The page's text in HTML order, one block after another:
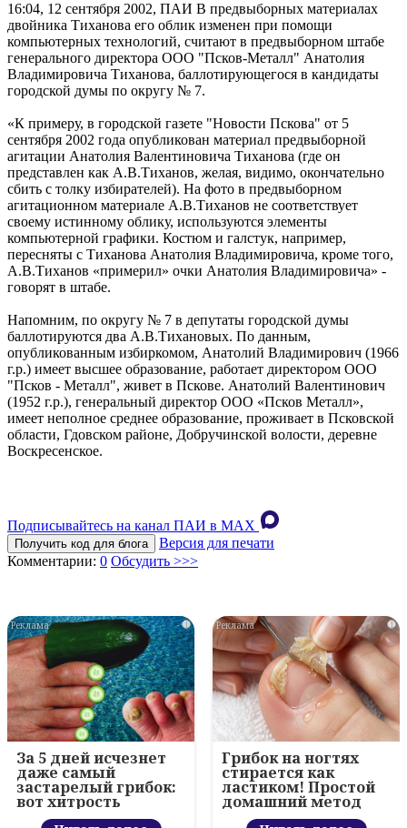
16:04, 12 сентября 2002, ПАИ В предвыборных материалах
двойника Тиханова его облик изменен при помощи
компьютерных технологий, считают в предвыборном штабе
генерального директора ООО "Псков-Металл" Анатолия
Владимировича Тиханова, баллотирующегося в кандидаты
городской думы по округу № 7.
«К примеру, в городской газете "Новости Пскова" от 5
сентября 2002 года опубликован материал предвыборной
агитации Анатолия Валентиновича Тиханова (где он
представлен как А.В.Тиханов, желая, видимо, окончательно
сбить с толку избирателей). На фото в предвыборном
агитационном материале А.В.Тиханов не соответствует
своему истинному облику, используются элементы
компьютерной графики. Костюм и галстук, например,
пересняты с Тиханова Анатолия Владимировича, кроме того,
А.В.Тиханов «примерил» очки Анатолия Владимировича» -
говорят в штабе.
Напомним, по округу № 7 в депутаты городской думы
баллотируются два А.В.Тихановых. По данным,
опубликованным избиркомом, Анатолий Владимирович (1966
г.р.) имеет высшее образование, работает директором ООО
"Псков - Металл", живет в Пскове. Анатолий Валентинович
(1952 г.р.), генеральный директор ООО «Псков Металл»,
имеет неполное среднее образование, проживает в Псковской
области, Гдовском районе, Добручинской волости, деревне
Воскресенское.
Подписывайтесь на канал ПАИ в MAХ
Получить код для блога
Версия для печати
Комментарии: 0 Обсудить >>>
i
За 5 дней исчезнет
даже самый
застарелый грибок:
вот хитрость
i
Грибок на ногтях
стирается как
ластиком! Простой
домашний метод